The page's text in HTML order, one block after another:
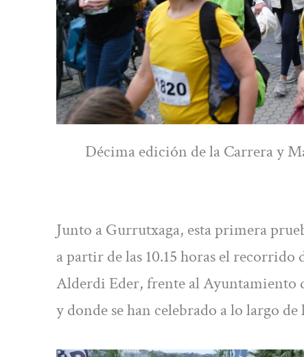
Décima edición de la Carrera y
Junto a Gurrutxaga, esta primera
a partir de las 10.15 horas el
Alderdi Eder, frente al Ayuntamiento
y donde se han celebrado a lo largo